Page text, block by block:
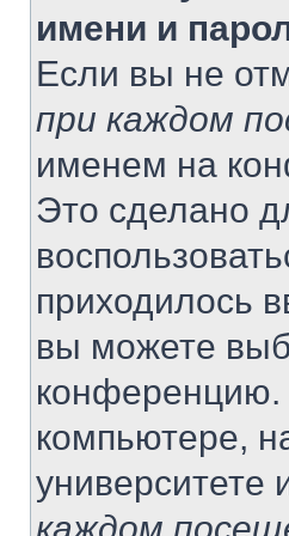
имени и
Если вы не
при каждом
именем на
Это сделано
приходилось
вы можете
конференцию.
компьютере,
университете